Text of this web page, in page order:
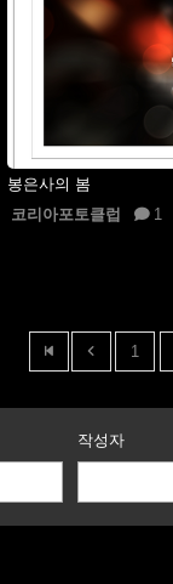
봉은사의 봄
코리아포토클럽
1
1
작성자